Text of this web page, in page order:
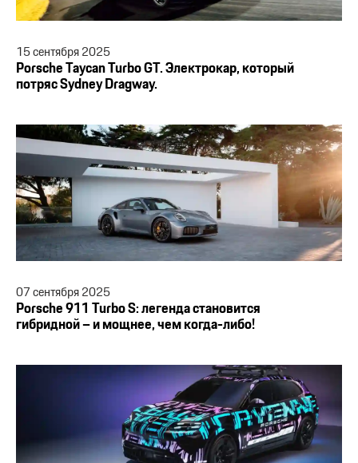
15сентября2025
Porsche Taycan Turbo GT. Электрокар, который
потряс Sydney Dragway.
07сентября2025
Porsche 911 Turbo S: легенда становится
гибридной – и мощнее, чем когда-либо!